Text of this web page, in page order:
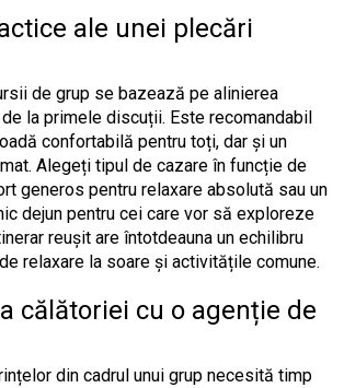
ale unei plecări
de grup se bazează pe alinierea
la primele discuții. Este recomandabil
confortabilă pentru toți, dar și un
Alegeți tipul de cazare în funcție de
generos pentru relaxare absolută sau un
dejun pentru cei care vor să exploreze
reușit are întotdeauna un echilibru
relaxare la soare și activitățile comune.
călătoriei cu o agenție de
din cadrul unui grup necesită timp